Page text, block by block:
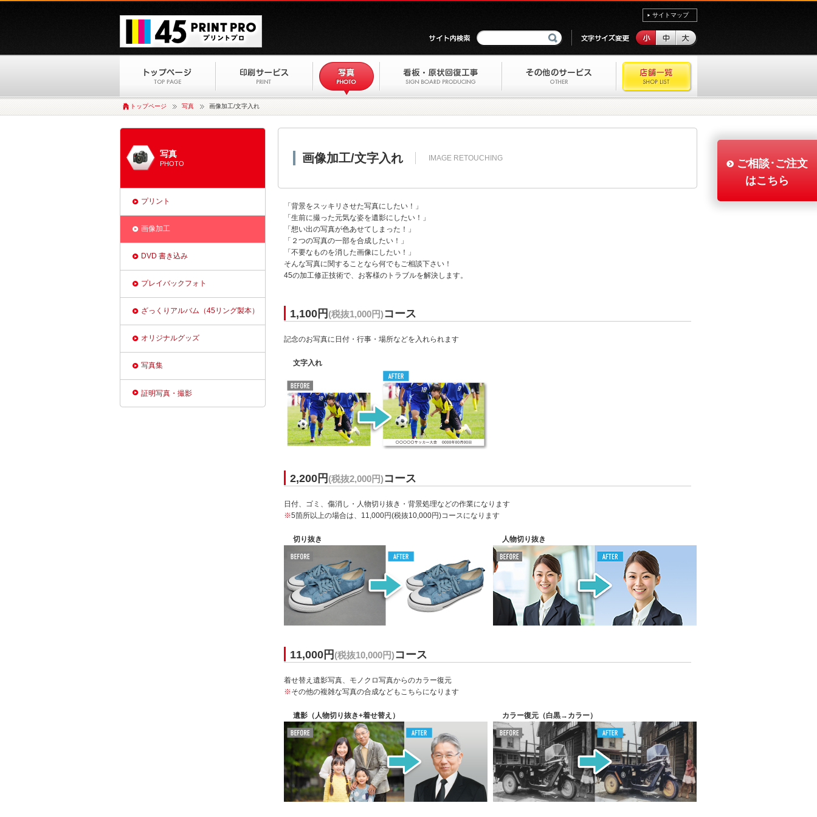
サイトマップ
トップページ 写真 画像加工/文字入れ
画像加工/文字入れ IMAGE RETOUCHING
「背景をスッキリさせた写真にしたい！」
「生前に撮った元気な姿を遺影にしたい！」
「想い出の写真が色あせてしまった！」
「２つの写真の一部を合成したい！」
「不要なものを消した画像にしたい！」
そんな写真に関することなら何でもご相談下さい！
45の加工修正技術で、お客様のトラブルを解決します。
1,100円 (税抜1,000円)コース
記念のお写真に日付・行事・場所などを入れられます
文字入れ
2,200円 (税抜2,000円)コース
日付、ゴミ、傷消し・人物切り抜き・背景処理などの作業になります
※5箇所以上の場合は、11,000円(税抜10,000円)コースになります
切り抜き 人物切り抜き
11,000円 (税抜10,000円)コース
着せ替え遺影写真、モノクロ写真からのカラー復元
※その他の複雑な写真の合成などもこちらになります
遺影（人物切り抜き+着せ替え） カラー復元（白黒→カラー）
写真
PHOTO
プリント
画像加工
DVD 書き込み
プレイバックフォト
ざっくりアルバム（45リング製本）
オリジナルグッズ
写真集
証明写真・撮影
ご相談･ご注文
はこちら